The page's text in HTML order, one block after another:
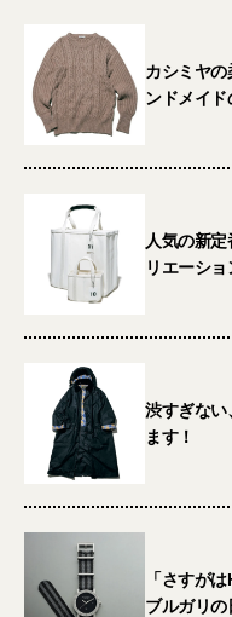
カシミヤ
ンドメイド
人気の新
リエーショ
渋すぎない
ます！
「さすが
ブルガリの